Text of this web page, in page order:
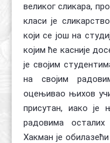
великог сликара,
класи је
који се још на
којим ће касније
је својим
на својим
оцењивао њихов
присутан, иако
радовима
Хакман је